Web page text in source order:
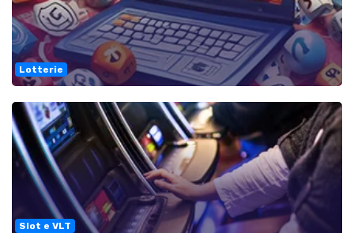
Lotterie
Slot e VLT